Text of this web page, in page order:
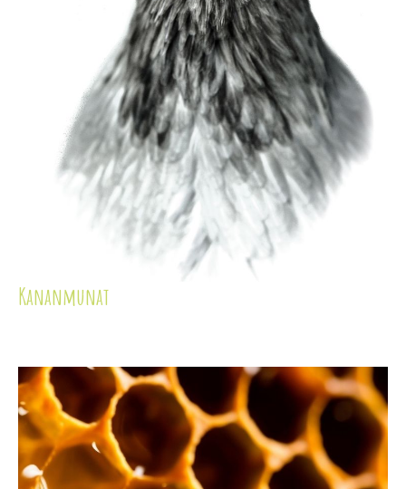
Kananmunat